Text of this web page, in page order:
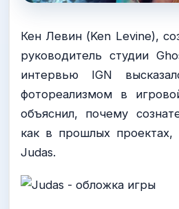
Кен Левин (Ken Levine),
руководитель студии
интервью IGN
фотореализмом в
объяснил, почему
как в прошлых
Judas.